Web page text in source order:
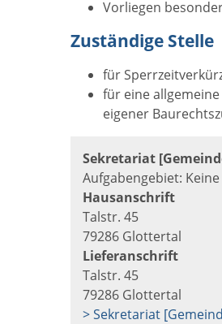
Vorliegen
Zuständige Stelle
für
für eine
eigener
Sekretariat
Aufgabengebiet:
Hausanschrift
Talstr. 45
79286 Glottertal
Lieferanschrift
Talstr. 45
79286 Glottertal
> Sekretariat